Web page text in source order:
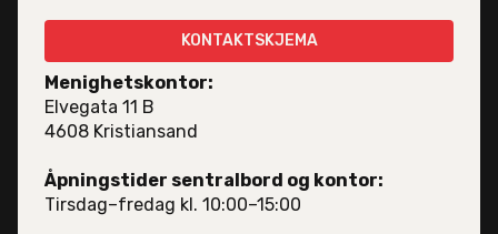
KONTAKTSKJEMA
Menighetskontor:
Elvegata 11 B
4608 Kristiansand
Åpningstider sentralbord og kontor:
Tirsdag–fredag kl. 10:00–15:00